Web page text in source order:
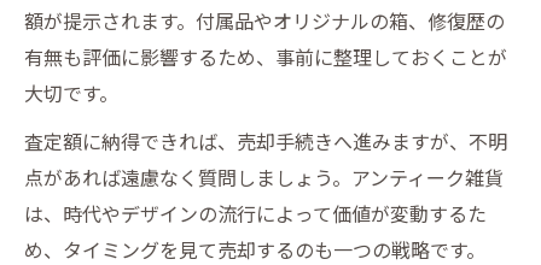
額が提示されます。付属品やオリジナルの箱、修復歴の
有無も評価に影響するため、事前に整理しておくことが
大切です。
査定額に納得できれば、売却手続きへ進みますが、不明
点があれば遠慮なく質問しましょう。アンティーク雑貨
は、時代やデザインの流行によって価値が変動するた
め、タイミングを見て売却するのも一つの戦略です。